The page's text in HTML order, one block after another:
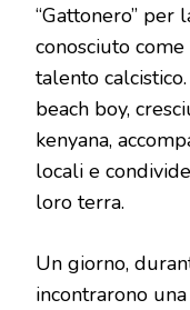
“Gattonero” per
conosciuto
talento
beach boy,
kenyana,
locali e
loro terra.
Un giorno,
incontrarono